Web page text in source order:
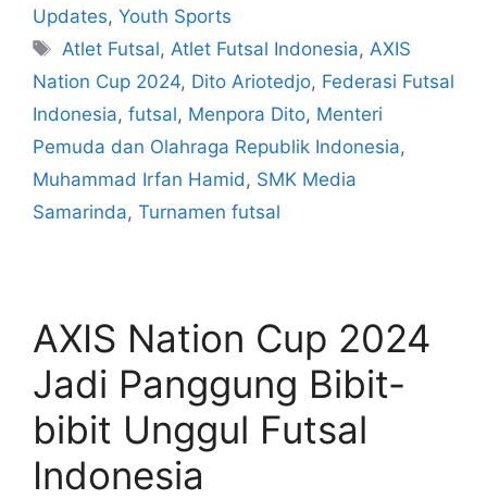
Updates, Youth Sports
Atlet Futsal, Atlet Futsal Indonesia, AXIS
Nation Cup 2024, Dito Ariotedjo, Federasi Futsal
Indonesia, futsal, Menpora Dito, Menteri
Pemuda dan Olahraga Republik Indonesia,
Muhammad Irfan Hamid , SMK Media
Samarinda, Turnamen futsal
AXIS Nation Cup 2024
Jadi Panggung Bibit-
bibit Unggul Futsal
Indonesia